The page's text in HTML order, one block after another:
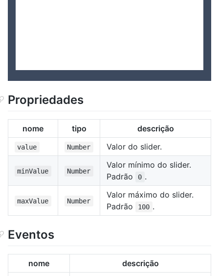
Propriedades
nome tipo descrição
value Number Valor do slider.
minValue Number
Valor mínimo do slider.
Padrão
0 .
maxValue Number
Valor máximo do slider.
Padrão
100 .
Eventos
nome descrição